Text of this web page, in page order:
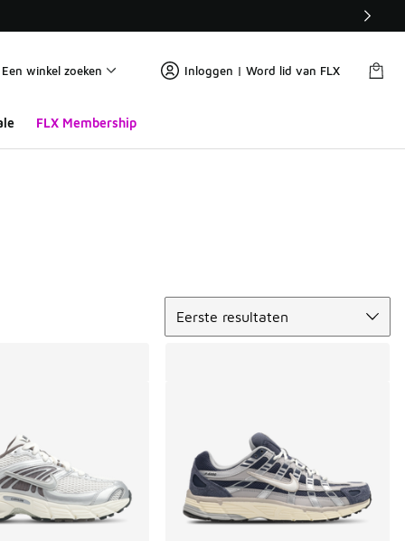
Een winkel zoeken Inloggen | Word lid van FLX
FLX Membership
Eerste resultaten